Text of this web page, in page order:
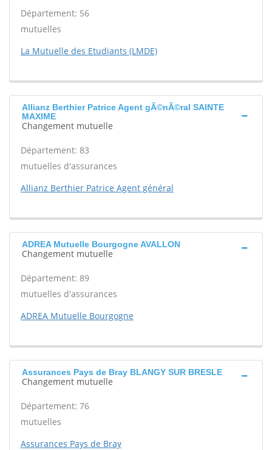
Département: 56
mutuelles
La Mutuelle des Etudiants (LMDE)
Allianz Berthier Patrice Agent gÃ©nÃ©ral SAINTE
MAXIME
Changement mutuelle
Département: 83
mutuelles d'assurances
Allianz Berthier Patrice Agent général
ADREA Mutuelle Bourgogne AVALLON
Changement mutuelle
Département: 89
mutuelles d'assurances
ADREA Mutuelle Bourgogne
Assurances Pays de Bray BLANGY SUR BRESLE
Changement mutuelle
Département: 76
mutuelles
Assurances Pays de Bray